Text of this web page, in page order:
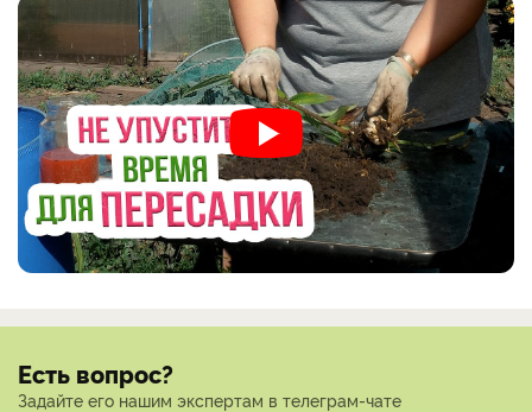
Есть вопрос?
Задайте его нашим экспертам в телеграм-чате